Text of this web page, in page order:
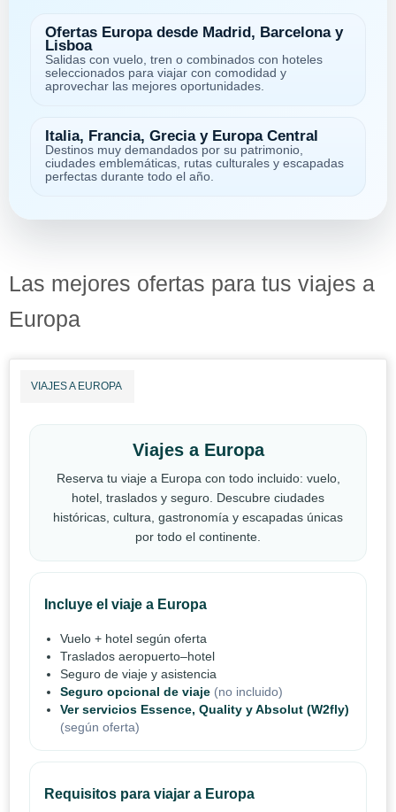
Ofertas Europa desde Madrid, Barcelona y
Lisboa
Salidas con vuelo, tren o combinados con hoteles
seleccionados para viajar con comodidad y
aprovechar las mejores oportunidades.
Italia, Francia, Grecia y Europa Central
Destinos muy demandados por su patrimonio,
ciudades emblemáticas, rutas culturales y escapadas
perfectas durante todo el año.
Las mejores ofertas para tus viajes a
Europa
VIAJES A EUROPA
Viajes a Europa
Reserva tu viaje a Europa con todo incluido: vuelo,
hotel, traslados y seguro. Descubre ciudades
históricas, cultura, gastronomía y escapadas únicas
por todo el continente.
Incluye el viaje a Europa
Vuelo + hotel según oferta
Traslados aeropuerto–hotel
Seguro de viaje y asistencia
Seguro opcional de viaje (no incluido)
Ver servicios Essence, Quality y Absolut (W2fly)
(según oferta)
Requisitos para viajar a Europa